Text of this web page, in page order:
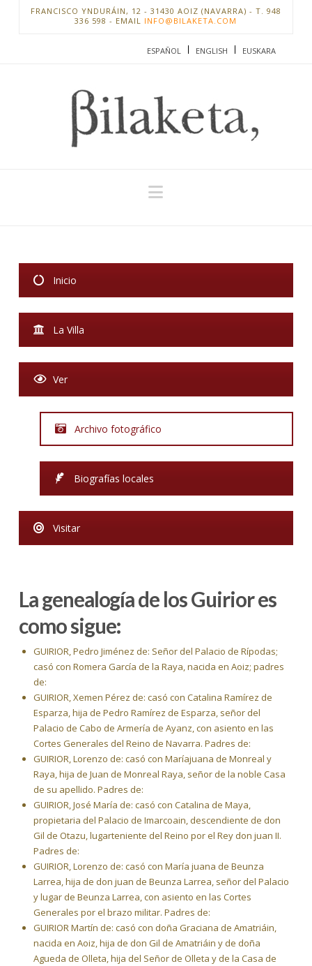
FRANCISCO YNDURÁIN, 12 - 31430 AOIZ (NAVARRA) - T. 948
336 598 - EMAIL INFO@BILAKETA.COM
ESPAÑOL ENGLISH EUSKARA
Navigation
Inicio
La Villa
Ver
Archivo fotográfico
Biografías locales
Visitar
La genealogía de los Guirior es
como sigue:
GUIRIOR, Pedro Jiménez de: Señor del Palacio de Rípodas;
casó con Romera García de la Raya, nacida en Aoiz; padres
de:
GUIRIOR, Xemen Pérez de: casó con Catalina Ramírez de
Esparza, hija de Pedro Ramírez de Esparza, señor del
Palacio de Cabo de Armería de Ayanz, con asiento en las
Cortes Generales del Reino de Navarra. Padres de:
GUIRIOR, Lorenzo de: casó con Maríajuana de Monreal y
Raya, hija de Juan de Monreal Raya, señor de la noble Casa
de su apellido. Padres de:
GUIRIOR, José María de: casó con Catalina de Maya,
propietaria del Palacio de Imarcoain, descendiente de don
Gil de Otazu, lugarteniente del Reino por el Rey don juan II.
Padres de:
GUIRIOR, Lorenzo de: casó con María juana de Beunza
Larrea, hija de don juan de Beunza Larrea, señor del Palacio
y lugar de Beunza Larrea, con asiento en las Cortes
Generales por el brazo militar. Padres de:
GUIRIOR Martín de: casó con doña Graciana de Amatriáin,
nacida en Aoiz, hija de don Gil de Amatriáin y de doña
Agueda de Olleta, hija del Señor de Olleta y de la Casa de